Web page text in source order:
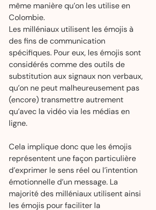
même manière qu’on les utilise en
Colombie.
Les milléniaux utilisent les émojis à
des fins de communication
spécifiques. Pour eux, les émojis sont
considérés comme des outils de
substitution aux signaux non verbaux,
qu’on ne peut malheureusement pas
(encore) transmettre autrement
qu’avec la vidéo via les médias en
ligne.
Cela implique donc que les émojis
représentent une façon particulière
d’exprimer le sens réel ou l’intention
émotionnelle d’un message. La
majorité des milléniaux utilisent ainsi
les émojis pour faciliter la